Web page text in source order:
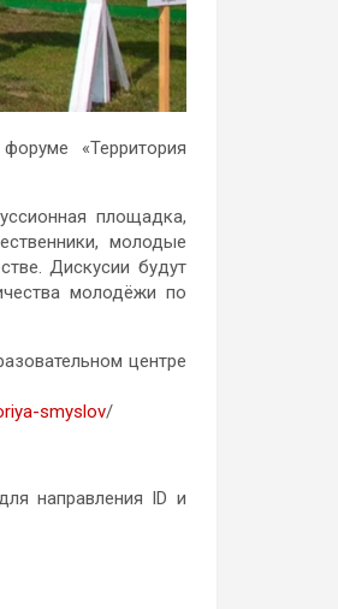
«Территория
площадка,
молодые
Дискусии будут
молодёжи по
центре
smyslov/
направления ID и